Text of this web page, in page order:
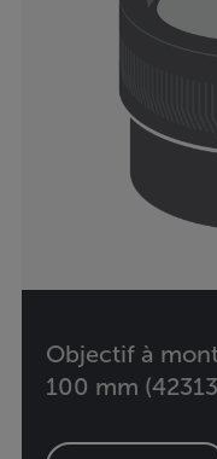
Objectif à
100 mm